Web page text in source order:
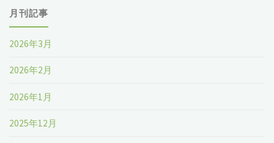
月刊記事
2026年3月
2026年2月
2026年1月
2025年12月